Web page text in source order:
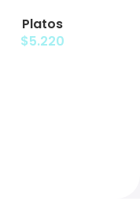
Platos
$5.220